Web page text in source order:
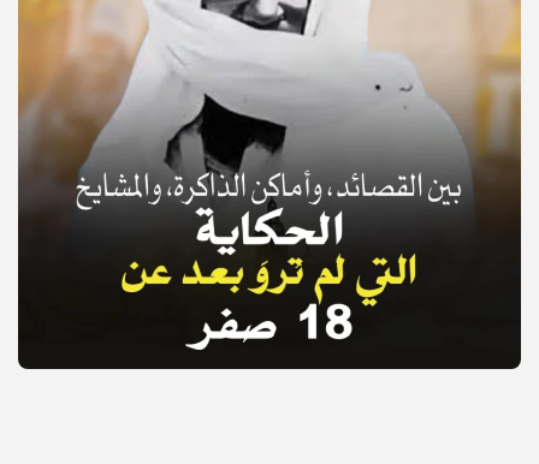
© Copyright 2025, APS